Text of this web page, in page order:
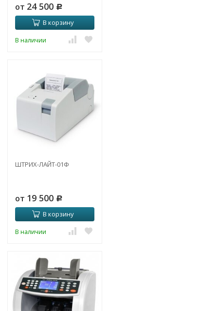
от 24 500 Р
В корзину
В наличии
ШТРИХ-ЛАЙТ-01Ф
от 19 500 Р
В корзину
В наличии